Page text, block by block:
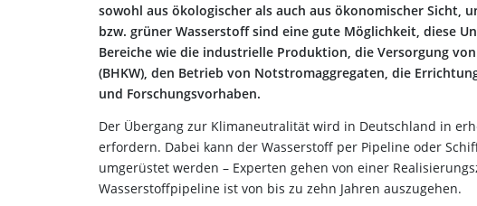
sowohl aus ökologischer als auch aus ökonomischer Sicht,
bzw. grüner Wasserstoff sind eine gute Möglichkeit, diese
Bereiche wie die industrielle Produktion, die Versorgung
(BHKW), den Betrieb von Notstromaggregaten, die
und Forschungsvorhaben.
Der Übergang zur Klimaneutralität wird in Deutschland in
erfordern. Dabei kann der Wasserstoff per Pipeline oder
umgerüstet werden – Experten gehen von einer
Wasserstoffpipeline ist von bis zu zehn Jahren auszugehen.